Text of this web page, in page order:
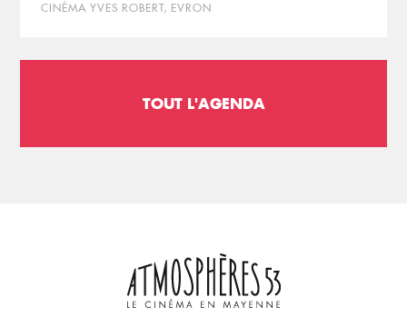
CINÉMA YVES ROBERT, EVRON
TOUT L'AGENDA